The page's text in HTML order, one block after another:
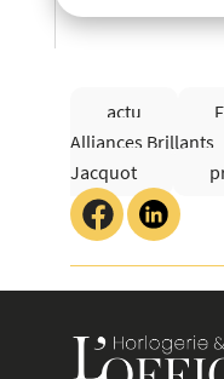
actu
Alliances Brillants
Jacquot